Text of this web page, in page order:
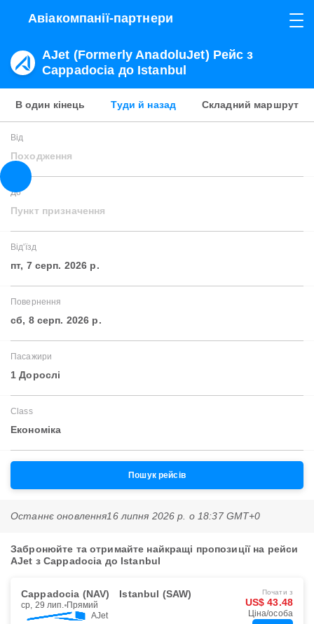
Авіакомпанії-партнери
AJet (Formerly AnadoluJet) Рейс з
Cappadocia до Istanbul
В один кінець Туди й назад Складний маршрут
Від
Походження
До
Пункт призначення
Від'їзд
пт, 7 серп. 2026 р.
Повернення
сб, 8 серп. 2026 р.
Пасажири
1 Дорослі
Class
Економіка
Пошук рейсів
Останнє оновлення16 липня 2026 р. о 18:37 GMT+0
Забронюйте та отримайте найкращі пропозиції на рейси
AJet з Cappadocia до Istanbul
Cappadocia (NAV) Istanbul (SAW)
ср, 29 лип. Прямий
AJet
Почати з
US$ 43.48
Ціна/особа